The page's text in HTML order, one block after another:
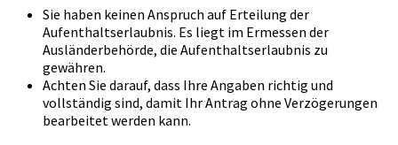
Sie haben keinen Anspruch auf Erteilung der
Aufenthaltserlaubnis. Es liegt im Ermessen der
Ausländerbehörde, die Aufenthaltserlaubnis zu
gewähren.
Achten Sie darauf, dass Ihre Angaben richtig und
vollständig sind, damit Ihr Antrag ohne Verzögerungen
bearbeitet werden kann.